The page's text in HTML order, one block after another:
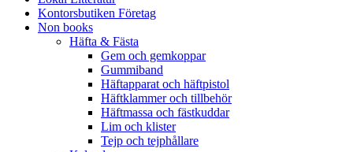
Kontorsbutiken Företag
Non books
Häfta & Fästa
Gem och gemkoppar
Gummiband
Häftapparat och häftpistol
Häftklammer och tillbehör
Häftmassa och fästkuddar
Lim och klister
Tejp och tejphållare